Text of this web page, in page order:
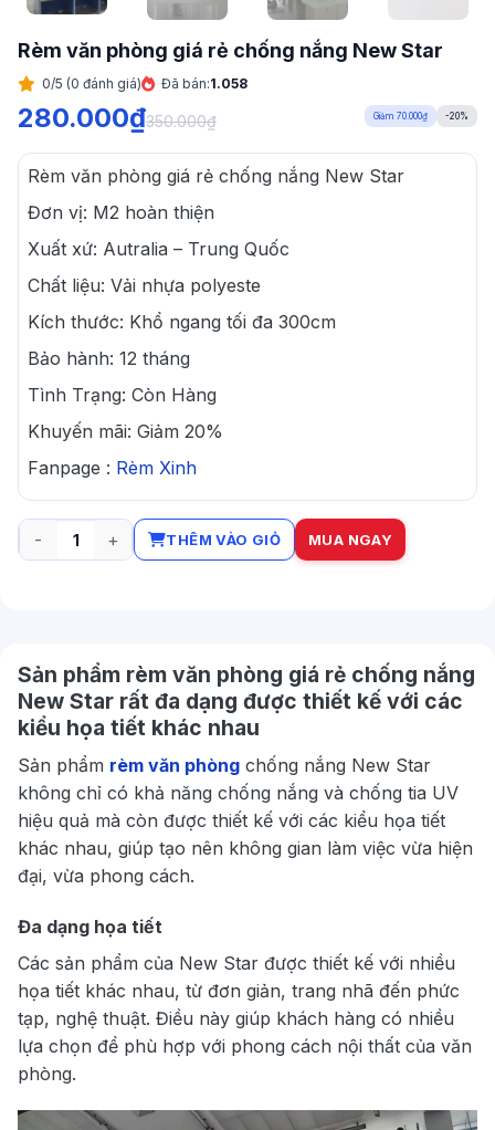
Rèm văn phòng giá rẻ chống nắng New Star
0/5 (0 đánh giá) Đã bán:1.058
280.000₫350.000₫ Giảm 70.000₫ -20%
Rèm văn phòng giá rẻ chống nắng New Star
Đơn vị: M2 hoàn thiện
Xuất xứ: Autralia – Trung Quốc
Chất liệu: Vải nhựa polyeste
Kích thước: Khổ ngang tối đa 300cm
Bảo hành: 12 tháng
Tình Trạng: Còn Hàng
Khuyến mãi: Giảm 20%
Fanpage : Rèm Xinh
Rèm văn phòng giá rẻ chống nắng New Star số lượng
THÊM VÀO GIỎ MUA NGAY
Sản phẩm rèm văn phòng giá rẻ chống nắng
New Star rất đa dạng được thiết kế với các
kiểu họa tiết khác nhau
Sản phẩm rèm văn phòng chống nắng New Star
không chỉ có khả năng chống nắng và chống tia UV
hiệu quả mà còn được thiết kế với các kiểu họa tiết
khác nhau, giúp tạo nên không gian làm việc vừa hiện
đại, vừa phong cách.
Đa dạng họa tiết
Các sản phẩm của New Star được thiết kế với nhiều
họa tiết khác nhau, từ đơn giản, trang nhã đến phức
tạp, nghệ thuật. Điều này giúp khách hàng có nhiều
lựa chọn để phù hợp với phong cách nội thất của văn
phòng.